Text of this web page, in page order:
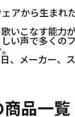
アから生まれ
いこなす能力が
い声で多くの
、メーカー、
品一覧